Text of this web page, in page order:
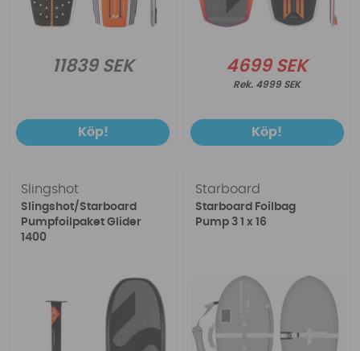
11839 SEK
Köp!
4699 SEK
4999 SEK
Köp!
Slingshot
Slingshot/Starboard
Pumpfoilpaket Glider
1400
Starboard
Starboard Foilbag
Pump 3 1 x 16